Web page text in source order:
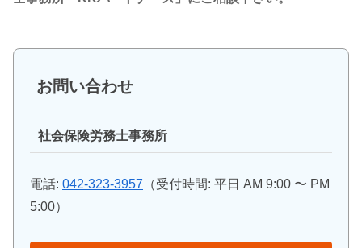
お問い合わせ
社会保険労務士事務所
電話: 042-323-3957 （受付時間: 平日 AM 9:00 〜 PM
5:00）